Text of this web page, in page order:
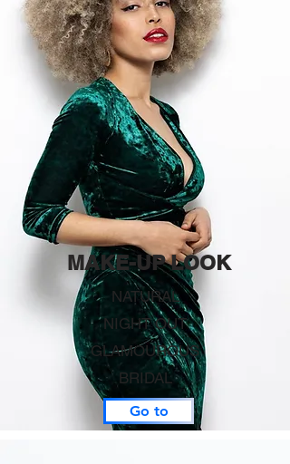
Herk de Stad, Bruidsmakeup-up Herk de Stad,
festivalpaleis-up Herk de Stad, make-up artiest voor
shoots regio hasselt, make-up artiest voor schoot regio
Limburg, TV make-up artiest, Make-up artiest voor
commercials regio Limburg, Make-up workshops grote
groepen regio Hasselt, make-up workshop grote groepen
regio Limburg, Make-up workshops regio Diest, make-up
producten voor gevoelige huid, make-up voor feest,
make-up voor bruid en bruidsmeisjes, make-up voor
festivals, make-up lessen regio Hasselt, make-up lessen
regio Limburg, Make-up lessen regio Diest, Make-up kit
laten samenstellen, Vriendinnen activiteit regio hasselt,
vriendinnen activiteit regio Limburg, Vriendinnen activiteit
regio DIest.
MAKE-UP LOOK
​NATURAL
NIGHT OUT
GLAMOUROUS
BRIDAL
Go to